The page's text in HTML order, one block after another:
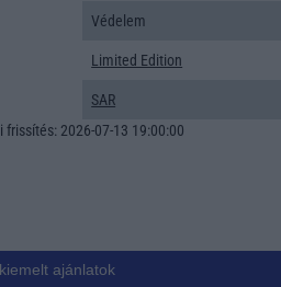
Védelem
Limited Edition
SAR
2026-07-13 19:00:00
ajánlatok